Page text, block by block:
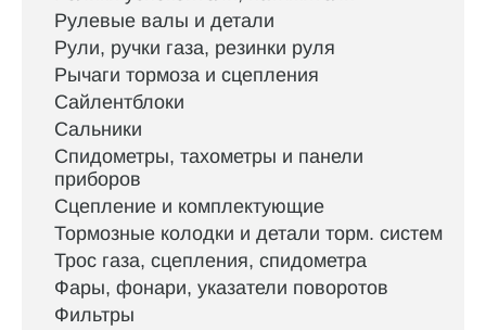
Рулевые валы и детали
Рули, ручки газа, резинки руля
Рычаги тормоза и сцепления
Сайлентблоки
Сальники
Спидометры, тахометры и панели
приборов
Сцепление и комплектующие
Тормозные колодки и детали торм. систем
Трос газа, сцепления, спидометра
Фары, фонари, указатели поворотов
Фильтры